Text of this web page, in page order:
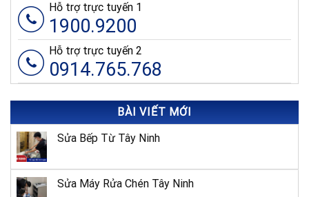
Đà Lạt
16 Kiên Giang
1002 Nguyễn Trung
Trực, Phường An
Hòa, TP Rạch Giá,
17
Bình Dương
– Dĩ An
18 Đường B, TTHC
Dĩ An, KP Nhị Đồng
Dương
18 Đắk Lắk
Đắk Lắk
Hỗ trợ trực tuyến 1
1900.9200
Hỗ trợ trực tuyến 2
0914.765.768
BÀI VIẾT MỚI
Sửa Bếp Từ Tây Ninh
Sửa Máy Rửa Chén Tây Ninh